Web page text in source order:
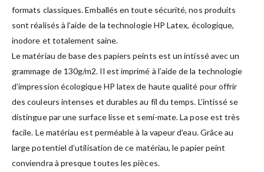
formats classiques. Emballés en toute sécurité, nos produits
sont réalisés à l’aide de la technologie HP Latex, écologique,
inodore et totalement saine.
Le matériau de base des papiers peints est un intissé avec un
grammage de 130g/m2. Il est imprimé à l’aide de la technologie
d’impression écologique HP latex de haute qualité pour offrir
des couleurs intenses et durables au fil du temps. L’intissé se
distingue par une surface lisse et semi-mate. La pose est très
facile. Le matériau est perméable à la vapeur d’eau. Grâce au
large potentiel d’utilisation de ce matériau, le papier peint
conviendra à presque toutes les pièces.